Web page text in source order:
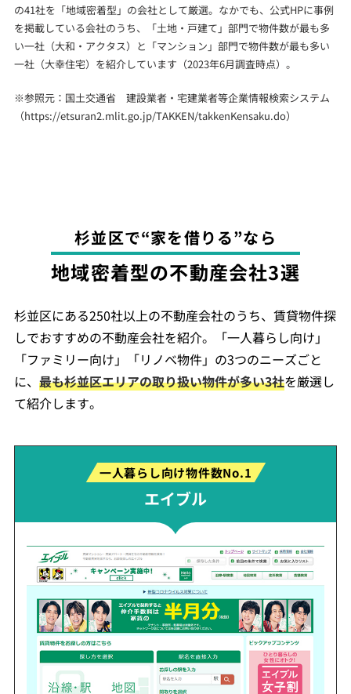
の41社を「地域密着型」の会社として厳選。なかでも、公式HPに事例
を掲載している会社のうち、「土地・戸建て」部門で物件数が最も多
い一社（大和・アクタス）と「マンション」部門で物件数が最も多い
一社（大幸住宅）を紹介しています（2023年6月調査時点）。
※参照元：国土交通省 建設業者・宅建業者等企業情報検索システム
（https://etsuran2.mlit.go.jp/TAKKEN/takkenKensaku.do）
杉並区で“家を借りる”なら
地域密着型の不動産会社3選
杉並区にある250社以上の不動産会社のうち、賃貸物件探
しでおすすめの不動産会社を紹介。「一人暮らし向け」
「ファミリー向け」「リノベ物件」の3つのニーズごと
に、 最も杉並区エリアの取り扱い物件が多い3社を厳選し
て紹介します。
一人暮らし向け物件数No.1
エイブル